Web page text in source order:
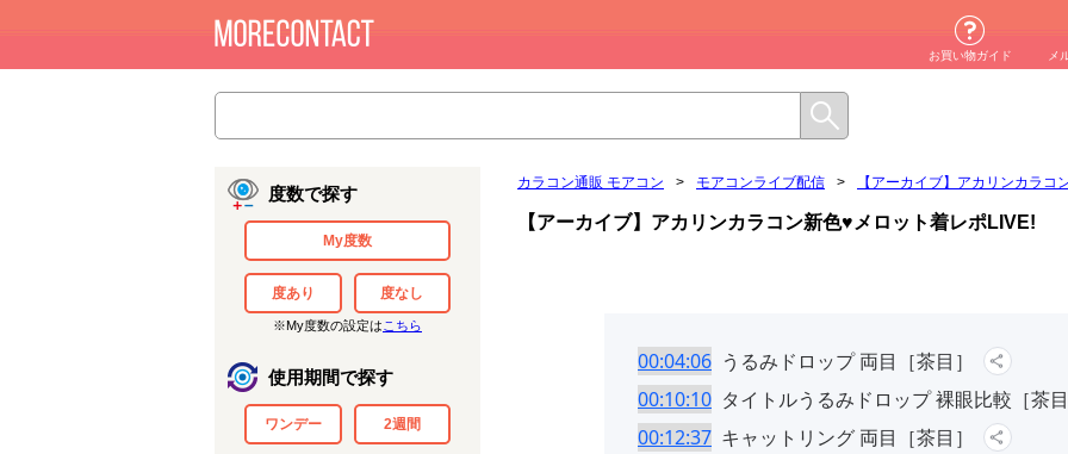
お買い物ガイド メ
度数で探す
My度数
度あり 度なし
※My度数の設定は こちら
使用期間で探す
ワンデー 2週間
カラコン通販 モアコン > モアコンライブ配信 > 【アーカイブ】アカリンカラコ
【アーカイブ】アカリンカラコン新色♥メロット着レポLIVE!
00:04:06 うるみドロップ 両目［茶目］
00:10:10 タイトルうるみドロップ 裸眼比較［茶
00:12:37 キャットリング 両目［茶目］